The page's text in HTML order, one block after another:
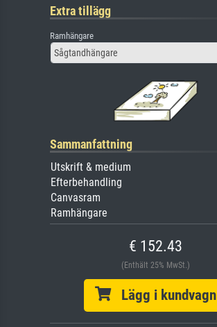
Extra tillägg
Ramhängare
Sågtandhängare
Sammanfattning
Utskrift & medium
Efterbehandling
Canvasram
Ramhängare
€ 152.43
(Enthält 25% MwSt.)
Lägg i kundvagn